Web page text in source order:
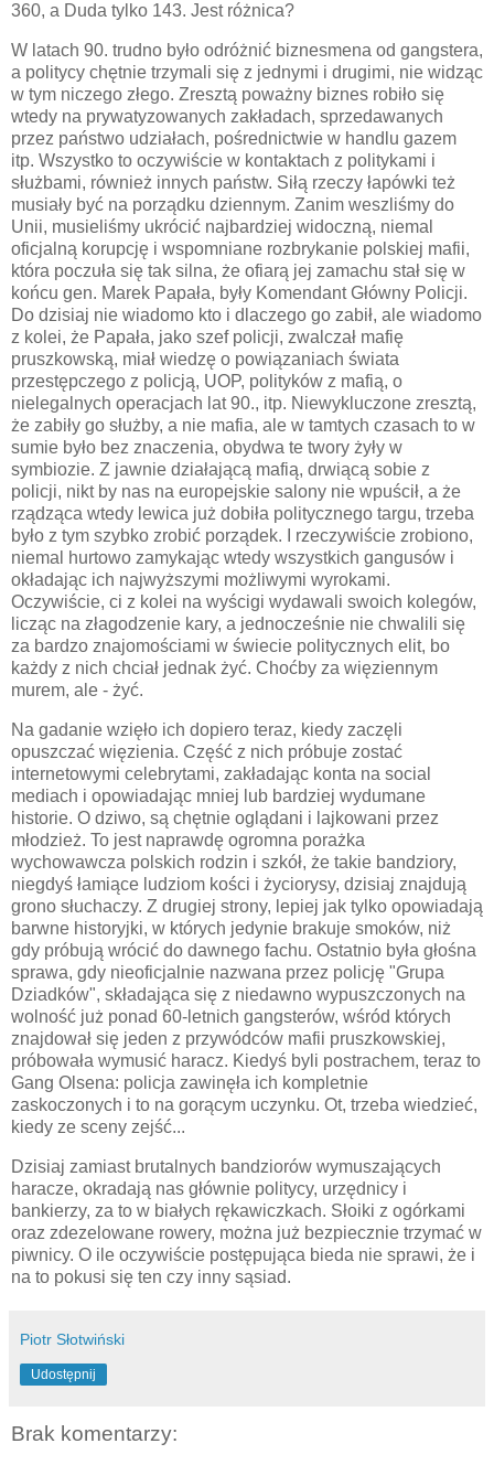
360, a Duda tylko 143. Jest różnica?
W latach 90. trudno było odróżnić biznesmena od gangstera,
a politycy chętnie trzymali się z jednymi i drugimi, nie widząc
w tym niczego złego. Zresztą poważny biznes robiło się
wtedy na prywatyzowanych zakładach, sprzedawanych
przez państwo udziałach, pośrednictwie w handlu gazem
itp. Wszystko to oczywiście w kontaktach z politykami i
służbami, również innych państw. Siłą rzeczy łapówki też
musiały być na porządku dziennym. Zanim weszliśmy do
Unii, musieliśmy ukrócić najbardziej widoczną, niemal
oficjalną korupcję i wspomniane rozbrykanie polskiej mafii,
która poczuła się tak silna, że ofiarą jej zamachu stał się w
końcu gen. Marek Papała, były Komendant Główny Policji.
Do dzisiaj nie wiadomo kto i dlaczego go zabił, ale wiadomo
z kolei, że Papała, jako szef policji, zwalczał mafię
pruszkowską, miał wiedzę o powiązaniach świata
przestępczego z policją, UOP, polityków z mafią, o
nielegalnych operacjach lat 90., itp. Niewykluczone zresztą,
że zabiły go służby, a nie mafia, ale w tamtych czasach to w
sumie było bez znaczenia, obydwa te twory żyły w
symbiozie. Z jawnie działającą mafią, drwiącą sobie z
policji, nikt by nas na europejskie salony nie wpuścił, a że
rządząca wtedy lewica już dobiła politycznego targu, trzeba
było z tym szybko zrobić porządek. I rzeczywiście zrobiono,
niemal hurtowo zamykając wtedy wszystkich gangusów i
okładając ich najwyższymi możliwymi wyrokami.
Oczywiście, ci z kolei na wyścigi wydawali swoich kolegów,
licząc na złagodzenie kary, a jednocześnie nie chwalili się
za bardzo znajomościami w świecie politycznych elit, bo
każdy z nich chciał jednak żyć. Choćby za więziennym
murem, ale - żyć.
Na gadanie wzięło ich dopiero teraz, kiedy zaczęli
opuszczać więzienia. Część z nich próbuje zostać
internetowymi celebrytami, zakładając konta na social
mediach i opowiadając mniej lub bardziej wydumane
historie. O dziwo, są chętnie oglądani i lajkowani przez
młodzież. To jest naprawdę ogromna porażka
wychowawcza polskich rodzin i szkół, że takie bandziory,
niegdyś łamiące ludziom kości i życiorysy, dzisiaj znajdują
grono słuchaczy. Z drugiej strony, lepiej jak tylko opowiadają
barwne historyjki, w których jedynie brakuje smoków, niż
gdy próbują wrócić do dawnego fachu. Ostatnio była głośna
sprawa, gdy nieoficjalnie nazwana przez policję "Grupa
Dziadków", składająca się z niedawno wypuszczonych na
wolność już ponad 60-letnich gangsterów, wśród których
znajdował się jeden z przywódców mafii pruszkowskiej,
próbowała wymusić haracz. Kiedyś byli postrachem, teraz to
Gang Olsena: policja zawinęła ich kompletnie
zaskoczonych i to na gorącym uczynku. Ot, trzeba wiedzieć,
kiedy ze sceny zejść...
Dzisiaj zamiast brutalnych bandziorów wymuszających
haracze, okradają nas głównie politycy, urzędnicy i
bankierzy, za to w białych rękawiczkach. Słoiki z ogórkami
oraz zdezelowane rowery, można już bezpiecznie trzymać w
piwnicy. O ile oczywiście postępująca bieda nie sprawi, że i
na to pokusi się ten czy inny sąsiad.
Piotr Słotwiński
Udostępnij
Brak komentarzy: